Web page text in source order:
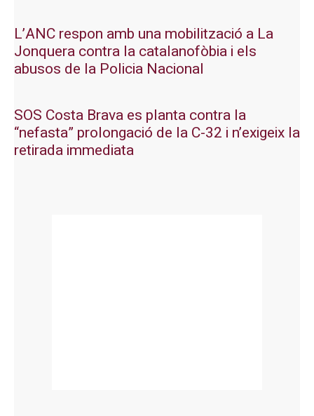
L’ANC respon amb una mobilització a La
Jonquera contra la catalanofòbia i els
abusos de la Policia Nacional
SOS Costa Brava es planta contra la
“nefasta” prolongació de la C-32 i n’exigeix la
retirada immediata